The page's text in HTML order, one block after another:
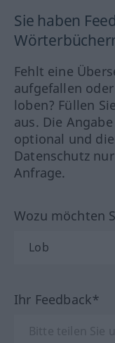
Sie haben
Fehlt eine
aufgefallen
loben? Füllen
aus. Die
optional und
Datenschutz
Anfrage.
Wozu möchten
Ihr Feedback*